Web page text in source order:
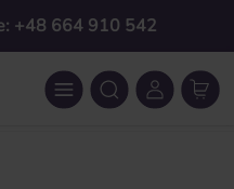
+48 664 910 542